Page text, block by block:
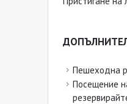
Пешеходна
Посещение